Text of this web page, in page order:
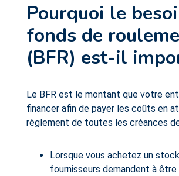
Pourquoi le
fonds de
(BFR) est-il
Le BFR est le montant que votre
financer afin de payer les coûts en
règlement de toutes les créances
Lorsque vous achetez un
fournisseurs demandent à être